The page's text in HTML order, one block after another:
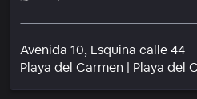
Avenida 10, Esquina calle 44
Playa del Carmen | Playa del